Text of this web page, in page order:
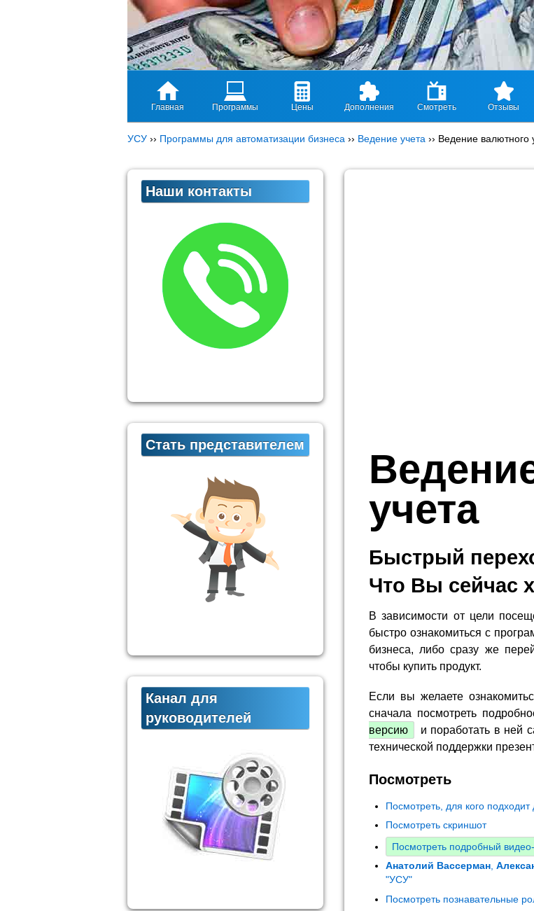
Главная Программы Цены Дополнения Смотреть Отзывы
УСУ ›› Программы для автоматизации бизнеса ›› Ведение учета ›› Ведение валютного
учета
Быстрый
Что Вы сейчас
В зависимости от цели
быстро ознакомиться с
бизнеса, либо сразу же
чтобы купить продукт.
Если вы желаете
сначала посмотреть
версию
и поработать в ней
технической поддержки
Посмотреть
Посмотреть, для кого
Посмотреть скриншот
Посмотреть подробный
Анатолий Вассерман,
"УСУ"
Посмотреть познавательные
Наши контакты
Стать представителем
Канал для
руководителей